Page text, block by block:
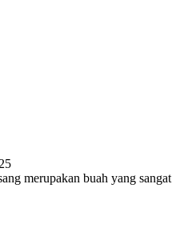
merupakan buah yang sangat